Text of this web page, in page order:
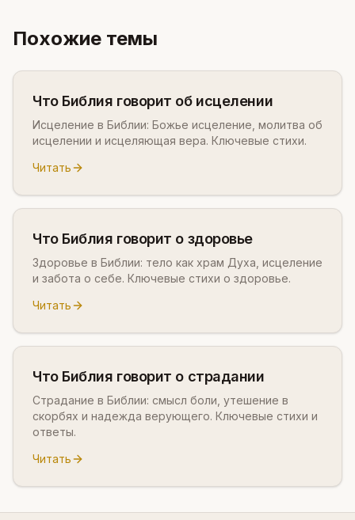
Похожие темы
Что Библия говорит об исцелении
Исцеление в Библии: Божье исцеление, молитва об
исцелении и исцеляющая вера. Ключевые стихи.
Читать
Что Библия говорит о здоровье
Здоровье в Библии: тело как храм Духа, исцеление
и забота о себе. Ключевые стихи о здоровье.
Читать
Что Библия говорит о страдании
Страдание в Библии: смысл боли, утешение в
скорбях и надежда верующего. Ключевые стихи и
ответы.
Читать